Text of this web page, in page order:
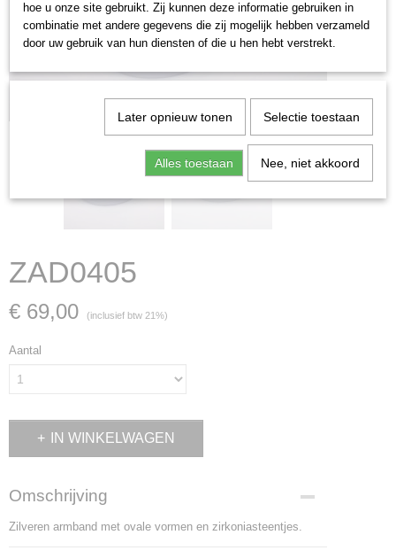
ZAD0405
€ 69,00 (inclusief btw 21%)
Aantal
IN WINKELWAGEN
Omschrijving
Zilveren armband met ovale vormen en zirkoniasteentjes.
hoe u onze site gebruikt. Zij kunnen deze informatie gebruiken in
combinatie met andere gegevens die zij mogelijk hebben verzameld
door uw gebruik van hun diensten of die u hen hebt verstrekt.
Later opnieuw tonen Selectie toestaan
Alles toestaan Nee, niet akkoord